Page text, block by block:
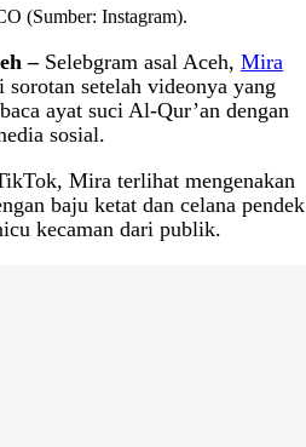
(Sumber: Instagram).
–Selebgram asal Aceh, Mira
setelah videonya yang
ayat suci Al-Qur’an dengan
sosial.
Mira terlihat mengenakan
baju ketat dan celana pendek
kecaman dari publik.